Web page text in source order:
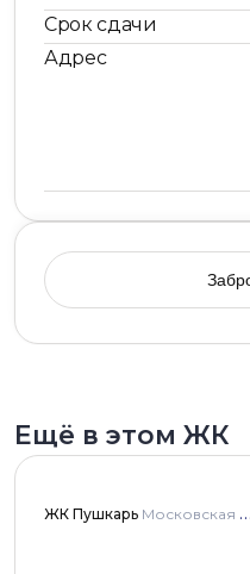
Срок сдачи
Адрес
Ещё в этом ЖК
ЖК Пушкарь Московская область, Городской округ Пушкинский, с. Тарасовка, мкр Пушкарь, дома № 1, 2, 3